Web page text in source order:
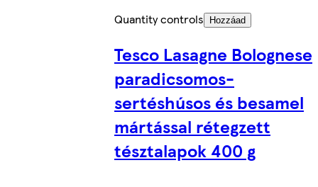
Quantity controls
Hozzáad
Tesco Lasagne Bolognese
paradicsomos-
sertéshúsos és besamel
mártással rétegzett
tésztalapok 400 g